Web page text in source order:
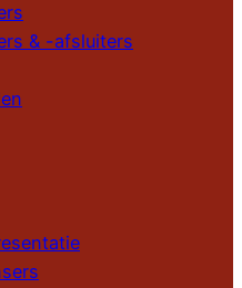
& -afsluiters